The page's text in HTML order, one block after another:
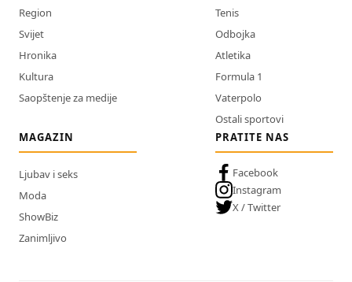
Region
Svijet
Hronika
Kultura
Saopštenje za medije
Tenis
Odbojka
Atletika
Formula 1
Vaterpolo
Ostali sportovi
MAGAZIN
Ljubav i seks
Moda
ShowBiz
Zanimljivo
PRATITE NAS
Facebook
Instagram
X / Twitter